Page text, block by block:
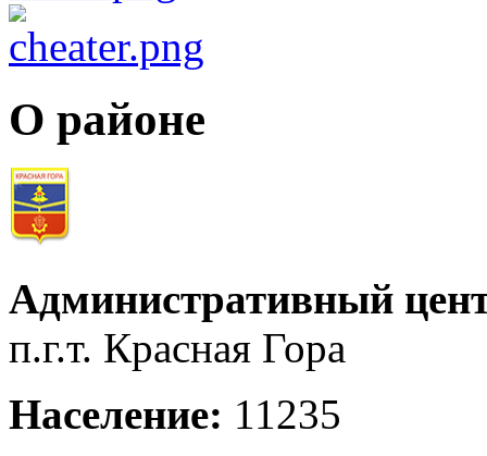
О районе
Административный
п.г.т. Красная Гора
Население: 11235